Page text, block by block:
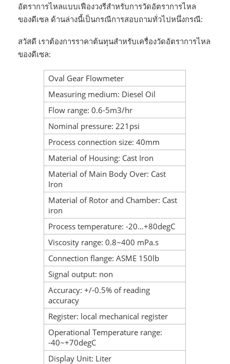
อัตราการไหลแบบเฟืองวงรีสำหรับการวัดอัตราการไหล
ของดีเซล ด้านล่างนี้เป็นกรณีการสอบถามทั่วไปหนึ่งกรณี:
สวัสดี เราต้องการราคาต้นทุนสำหรับเครื่องวัดอัตราการไหล
ของดีเซล:
Oval Gear Flowmeter
Measuring medium: Diesel Oil
Flow range: 0.6-5m3/hr
Nominal pressure: 221psi
Process connection size: 40mm
Material of Housing: Cast Iron
Material of Main Body Over: Cast
Iron
Material of Rotor and Chamber: Cast
iron
Process temperature: -20…+80degC
Viscosity range: 0.8~400 mPa.s
Connection flange: ASME 150lb
Signal output: non
Accuracy: +/-0.5% of reading
accuracy
Register: local mechanical register
Operational Temperature range:
-40~+70degC
Display Unit: Liter